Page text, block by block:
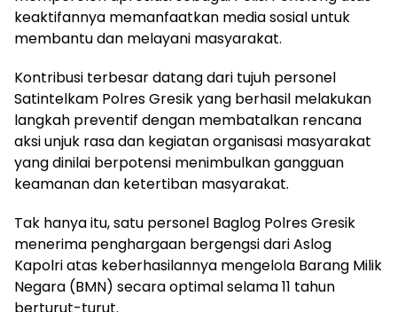
keaktifannya memanfaatkan media sosial untuk
membantu dan melayani masyarakat.
Kontribusi terbesar datang dari tujuh personel
Satintelkam Polres Gresik yang berhasil melakukan
langkah preventif dengan membatalkan rencana
aksi unjuk rasa dan kegiatan organisasi masyarakat
yang dinilai berpotensi menimbulkan gangguan
keamanan dan ketertiban masyarakat.
Tak hanya itu, satu personel Baglog Polres Gresik
menerima penghargaan bergengsi dari Aslog
Kapolri atas keberhasilannya mengelola Barang Milik
Negara (BMN) secara optimal selama 11 tahun